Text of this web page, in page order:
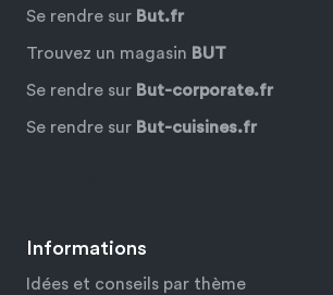
Informations
Idées et conseils par thème
Se rendre sur But.fr
Trouvez un magasin BUT
Se rendre sur But-corporate.fr
Se rendre sur But-cuisines.fr